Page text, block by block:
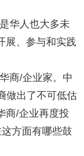
华人也大多未
展、参与和实践
商/企业家。中
做出了不可低估
商/企业再度投
方面有哪些鼓